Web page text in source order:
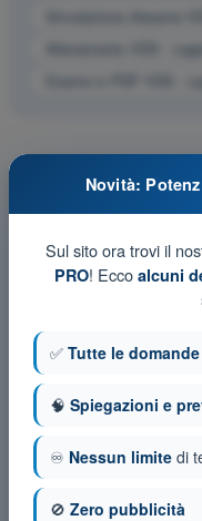
Simulazione d'esame
Allenamento VDS -
Esame in PDF VDS -
Novità:
Sul sito ora trovi il
PRO! Ecco alcuni
✅ Tutte le domande
🧠 Spiegazioni e
♾️ Nessun limite di
🚫 Zero pubblicità